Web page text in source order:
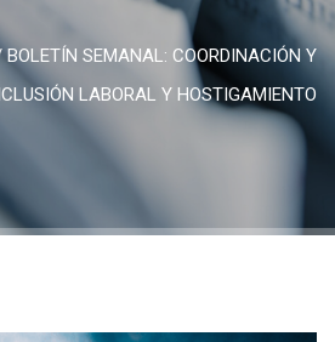
BOLETÍN SEMANAL: COORDINACIÓN Y
LABORAL Y HOSTIGAMIENTO